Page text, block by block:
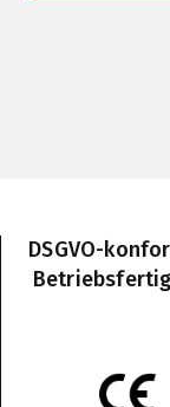
DSGVO-
Betriebsfertig